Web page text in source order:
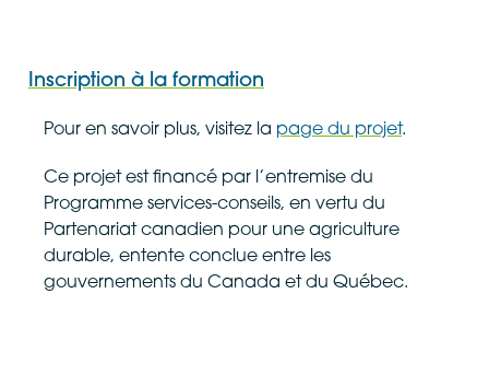
Inscription à la formation
Les champs identifiés par un astérisque (*)
Étape1 de3
33%
2026-07-08 Formation SS – Partie 1
Pour en savoir plus, visitez la page du projet.
Ce projet est financé par l’entremise du
Programme services-conseils, en vertu du
Partenariat canadien pour une agriculture
durable, entente conclue entre les
gouvernements du Canada et du Québec.